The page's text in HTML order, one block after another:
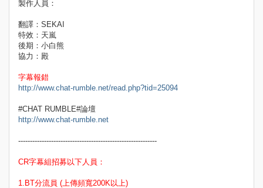
製作人員：
翻譯：SEKAI
特效：天嵐
後期：小白熊
協力：殿
字幕報錯
http://www.chat-rumble.net/read.php?tid=25094
#CHAT RUMBLE#論壇
http://www.chat-rumble.net
-----------------------------------------------------------
CR字幕組招募以下人員：
1.BT分流員 (上傳頻寬200K以上)